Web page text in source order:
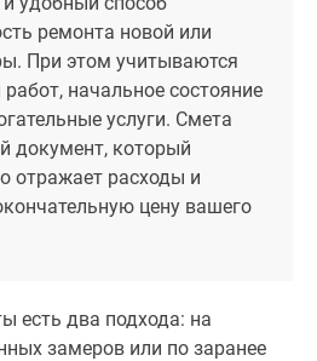
ремонта новой или
При этом учитываются
начальное состояние
услуги. Смета
документ, который
отражает расходы и
цену вашего
есть два подхода: на
замеров или по заранее